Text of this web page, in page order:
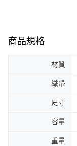
商品規格
材質
織帶
尺寸
容量
重量